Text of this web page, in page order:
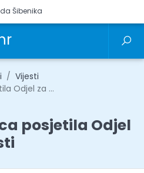
Šibenika
Vijesti
Odjel za ...
posjetila Odjel